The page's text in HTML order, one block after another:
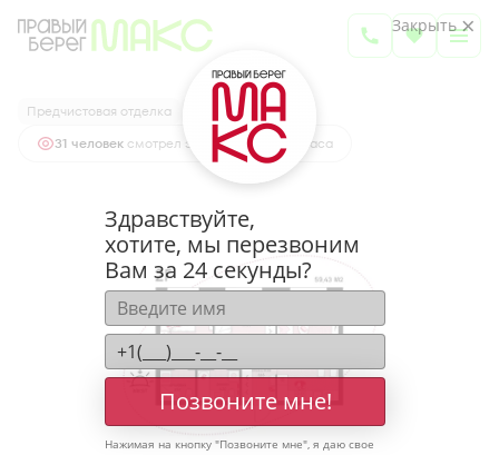
2-комнатная59.43 м2
7 472 669 руб.
Ипотекаот 24 638 руб.
Предчистовая отделка
Высокие потолки
31 человек смотрел эту квартиру за 24 часа
Закрыть
Здравствуйте,
хотите, мы перезвоним
Вам за 24 секунды?
Позвоните мне!
Нажимая на кнопку "Позвоните мне", я даю свое